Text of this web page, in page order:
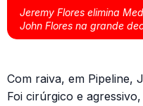
Jeremy Flores elimina
John Flores na grande
Com raiva, em Pipeline,
Foi cirúrgico e